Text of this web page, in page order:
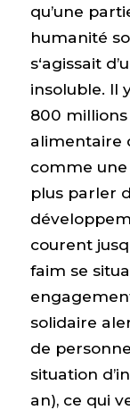
qu’une
humanité
s‘agissait
insoluble. Il
800
alimentaire
comme une
plus parler
courent
faim se
solidaire
de
situation
an), ce qui